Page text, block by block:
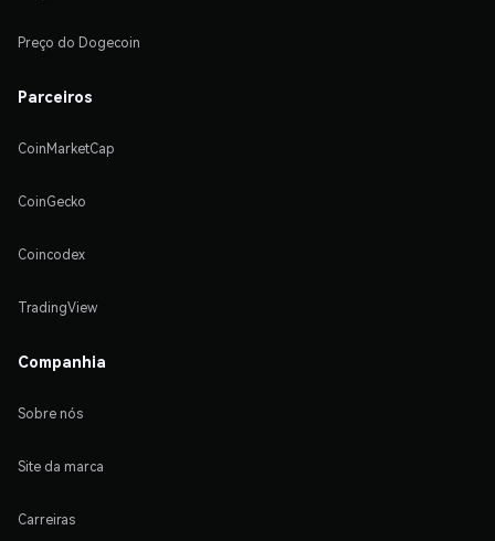
Preço do Dogecoin
Parceiros
CoinMarketCap
CoinGecko
Coincodex
TradingView
Companhia
Sobre nós
Site da marca
Carreiras